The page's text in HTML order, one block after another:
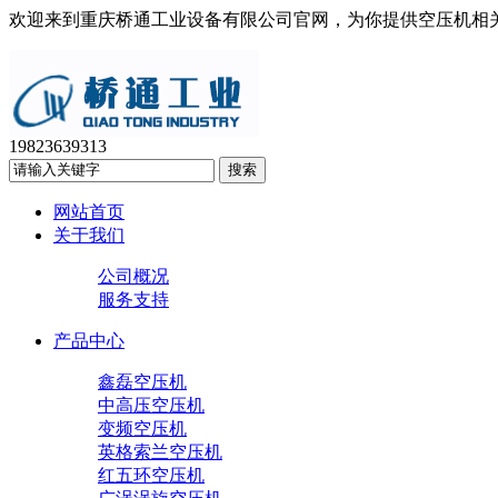
欢迎来到重庆桥通工业设备有限公司官网，为你提供空压机相
19823639313
网站首页
关于我们
公司概况
服务支持
产品中心
鑫磊空压机
中高压空压机
变频空压机
英格索兰空压机
红五环空压机